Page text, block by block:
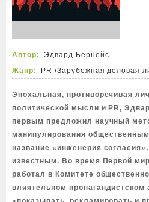
Автор:
Эдвард Бернейс
Жанр:
PR /Зарубежная деловая
Эпохальная, противоречивая
политической мысли и PR,
первым предложил научный
манипулирования
название «инженерия
известным. Во время Первой
работал в Комитете
влиятельном пропагандистском